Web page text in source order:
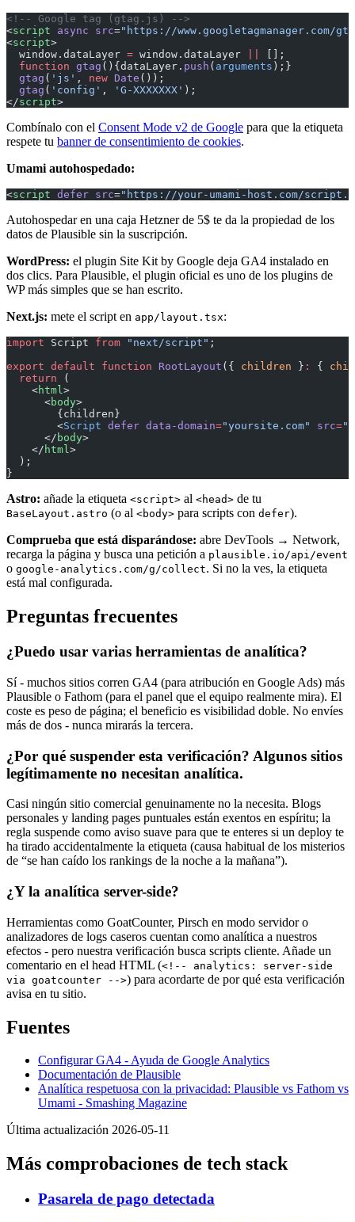
<!-- Google tag (gtag.js) -->
<script async src="https://www.googletagmanager.com/
<script>
  window.dataLayer
= window.dataLayer
[];
  function
gtag (){dataLayer. push ( arguments );}
  gtag
( 'js' , new Date ());
  gtag
( 'config' , 'G-XXXXXXX' );
</script>
Combínalo con el Consent Mode v2 de Google para que la etiqueta
respete tu banner de consentimiento de cookies.
Umami autohospedado:
<script defer src="https://your-umami-host.com/
Autohospedar en una caja Hetzner de 5$ te da la propiedad de los
datos de Plausible sin la suscripción.
WordPress: el plugin Site Kit by Google deja GA4 instalado en
dos clics. Para Plausible, el plugin oficial es uno de los plugins de
WP más simples que se han escrito.
Next.js: mete el script en app/layout.tsx:
import Script from "next/script" ;
export default function RootLayout ({ children } : {
  return
(
    <
html>
      <
body>
        {children}
        <
Script defer data-domain="yoursite.com" src=
      </
body>
    </
html>
  );
}
Astro: añade la etiqueta <script> al <head> de tu
BaseLayout.astro (o al <body> para scripts con defer).
Comprueba que está disparándose: abre DevTools → Network,
recarga la página y busca una petición a plausible.io/api/event
o google-analytics.com/g/collect. Si no la ves, la etiqueta
está mal configurada.
Preguntas frecuentes
¿Puedo usar varias herramientas de analítica?
Sí - muchos sitios corren GA4 (para atribución en Google Ads) más
Plausible o Fathom (para el panel que el equipo realmente mira). El
coste es peso de página; el beneficio es visibilidad doble. No envíes
más de dos - nunca mirarás la tercera.
¿Por qué suspender esta verificación? Algunos sitios
legítimamente no necesitan analítica.
Casi ningún sitio comercial genuinamente no la necesita. Blogs
personales y landing pages puntuales están exentos en espíritu; la
regla suspende como aviso suave para que te enteres si un deploy te
ha tirado accidentalmente la etiqueta (causa habitual de los misterios
de “se han caído los rankings de la noche a la mañana”).
¿Y la analítica server-side?
Herramientas como GoatCounter, Pirsch en modo servidor o
analizadores de logs caseros cuentan como analítica a nuestros
efectos - pero nuestra verificación busca scripts cliente. Añade un
comentario en el head HTML (<!-- analytics: server-side
via goatcounter -->) para acordarte de por qué esta verificación
avisa en tu sitio.
Fuentes
Configurar GA4 - Ayuda de Google Analytics
Documentación de Plausible
Analítica respetuosa con la privacidad: Plausible vs Fathom vs
Umami - Smashing Magazine
Última actualización 2026-05-11
Más comprobaciones de tech stack
Pasarela de pago detectada